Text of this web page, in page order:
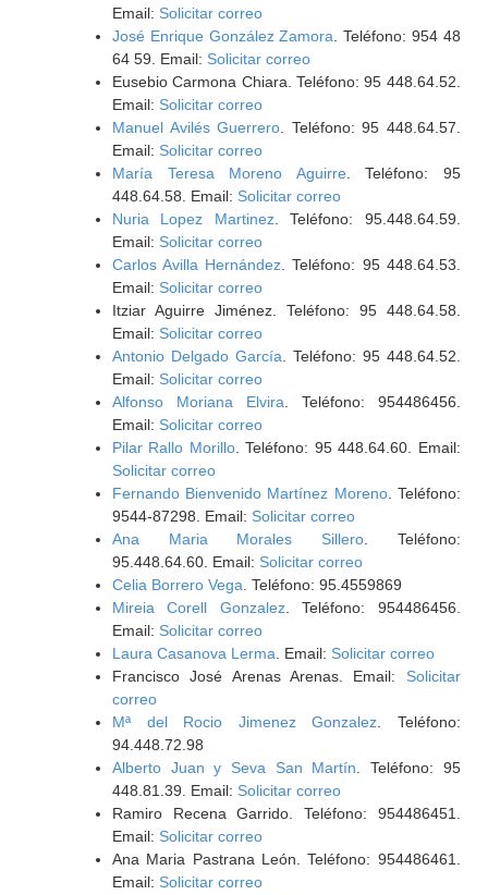
Email: Solicitar correo
José Enrique González Zamora . Teléfono: 954 48
64 59. Email: Solicitar correo
Eusebio Carmona Chiara. Teléfono: 95 448.64.52.
Email: Solicitar correo
Manuel Avilés Guerrero . Teléfono: 95 448.64.57.
Email: Solicitar correo
María Teresa Moreno Aguirre . Teléfono: 95
448.64.58. Email: Solicitar correo
Nuria Lopez Martinez. Teléfono: 95.448.64.59.
Email: Solicitar correo
Carlos Avilla Hernández . Teléfono: 95 448.64.53.
Email: Solicitar correo
Itziar Aguirre Jiménez. Teléfono: 95 448.64.58.
Email: Solicitar correo
Antonio Delgado García . Teléfono: 95 448.64.52.
Email: Solicitar correo
Alfonso Moriana Elvira . Teléfono: 954486456.
Email: Solicitar correo
Pilar Rallo Morillo. Teléfono: 95 448.64.60. Email:
Solicitar correo
Fernando Bienvenido Martínez Moreno. Teléfono:
9544-87298. Email: Solicitar correo
Ana Maria Morales Sillero . Teléfono:
95.448.64.60. Email: Solicitar correo
Celia Borrero Vega . Teléfono: 95.4559869
Mireia Corell Gonzalez. Teléfono: 954486456.
Email: Solicitar correo
Laura Casanova Lerma . Email: Solicitar correo
Francisco José Arenas Arenas. Email: Solicitar
correo
Mª del Rocio Jimenez Gonzalez . Teléfono:
94.448.72.98
Alberto Juan y Seva San Martín . Teléfono: 95
448.81.39. Email: Solicitar correo
Ramiro Recena Garrido. Teléfono: 954486451.
Email: Solicitar correo
Ana Maria Pastrana León. Teléfono: 954486461.
Email: Solicitar correo